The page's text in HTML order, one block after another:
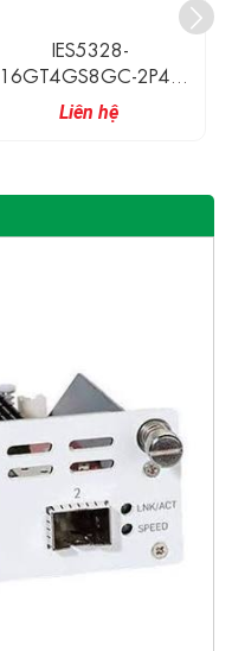
ES1018G-2GS UPCOM
Switch 16 Cổng Gigabit
Ethernet + 2 Cổng
Gigabit SFP
Liên hệ